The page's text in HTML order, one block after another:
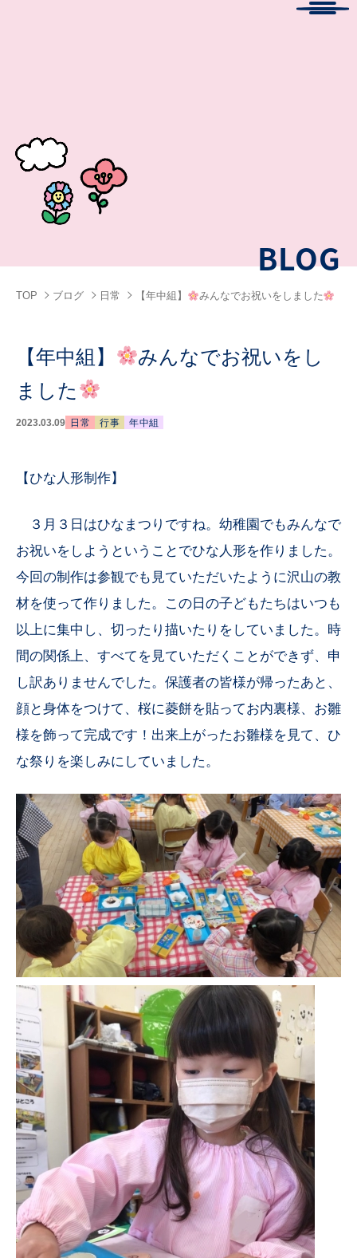
BLOG
TOP ブログ 日常 【年中組】 みんなでお祝いをしました
【年中組】
みんなでお祝いをし
ました
2023.03.09 日常 行事 年中組
【ひな人形制作】
３月３日はひなまつりですね。幼稚園でもみんなで
お祝いをしようということでひな人形を作りました。
今回の制作は参観でも見ていただいたように沢山の教
材を使って作りました。この日の子どもたちはいつも
以上に集中し、切ったり描いたりをしていました。時
間の関係上、すべてを見ていただくことができず、申
し訳ありませんでした。保護者の皆様が帰ったあと、
顔と身体をつけて、桜に菱餅を貼ってお内裏様、お雛
様を飾って完成です！出来上がったお雛様を見て、ひ
な祭りを楽しみにしていました。